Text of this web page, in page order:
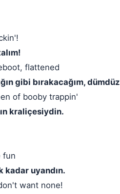
flattened
gibi bırakacağım, dümdüz
of booby trappin'
kraliçesiydin.
fun
kadar uyandın.
want none!